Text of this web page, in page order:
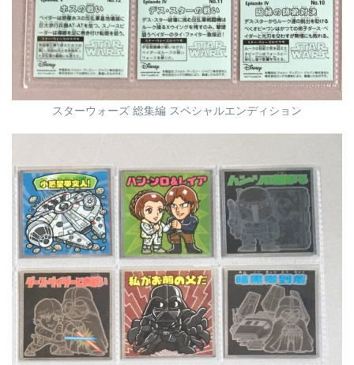
スターウォーズ 総集編 スペシャルエンディション